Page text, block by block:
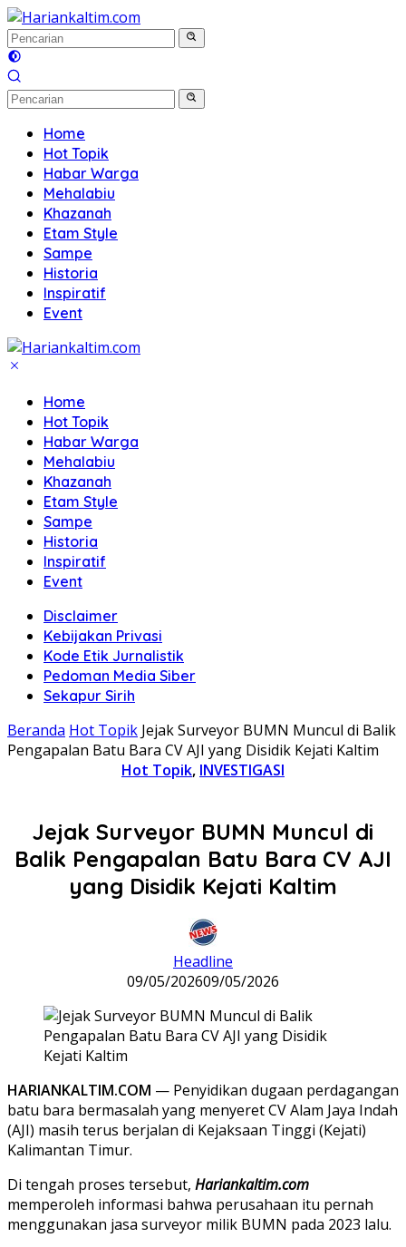
Langsung
ke
konten
Home
Hot Topik
Habar Warga
Mehalabiu
Khazanah
Etam Style
Sampe
Historia
Inspiratif
Event
Home
Hot Topik
Habar Warga
Mehalabiu
Khazanah
Etam Style
Sampe
Historia
Inspiratif
Event
Disclaimer
Kebijakan Privasi
Kode Etik Jurnalistik
Pedoman Media Siber
Sekapur Sirih
Beranda Hot Topik Jejak Surveyor BUMN Muncul di Balik
Pengapalan Batu Bara CV AJI yang Disidik Kejati Kaltim
Hot Topik, INVESTIGASI
Jejak Surveyor BUMN Muncul di
Balik Pengapalan Batu Bara CV AJI
yang Disidik Kejati Kaltim
Headline
09/05/202609/05/2026
HARIANKALTIM.COM — Penyidikan dugaan perdagangan
batu bara bermasalah yang menyeret CV Alam Jaya Indah
(AJI) masih terus berjalan di Kejaksaan Tinggi (Kejati)
Kalimantan Timur.
Di tengah proses tersebut, Hariankaltim.com
memperoleh informasi bahwa perusahaan itu pernah
menggunakan jasa surveyor milik BUMN pada 2023 lalu.